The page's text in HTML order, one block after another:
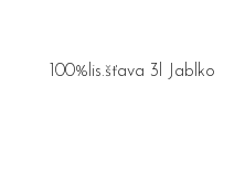
100%lis.šťava 3l Jablko